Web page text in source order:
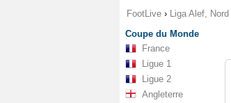
FootLive › Liga Alef, Nord
Coupe du Monde
France
Ligue 1
Ligue 2
Angleterre